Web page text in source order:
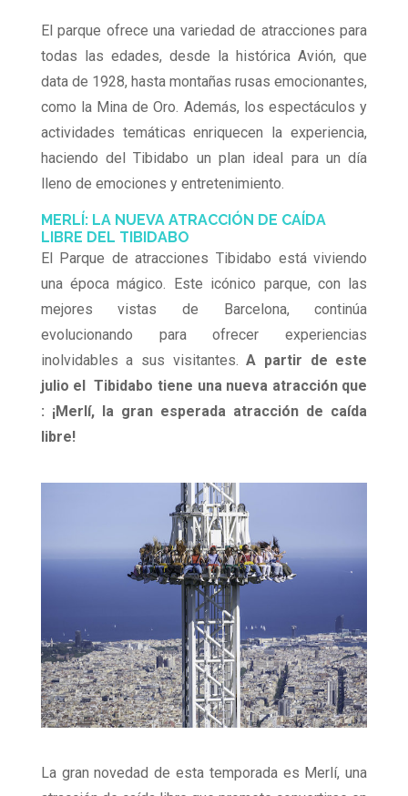
El parque ofrece una variedad de atracciones para
todas las edades, desde la histórica Avión, que
data de 1928, hasta montañas rusas emocionantes,
como la Mina de Oro. Además, los espectáculos y
actividades temáticas enriquecen la experiencia,
haciendo del Tibidabo un plan ideal para un día
lleno de emociones y entretenimiento.
MERLÍ: LA NUEVA ATRACCIÓN DE CAÍDA
LIBRE DEL TIBIDABO
El Parque de atracciones Tibidabo está viviendo
una época mágico. Este icónico parque, con las
mejores vistas de Barcelona, continúa
evolucionando para ofrecer experiencias
inolvidables a sus visitantes.A partir de este
julio el Tibidabo tiene una nueva atracción que
: ¡Merlí, la gran esperada atracción de caída
libre!
La gran novedad de esta temporada es Merlí, una